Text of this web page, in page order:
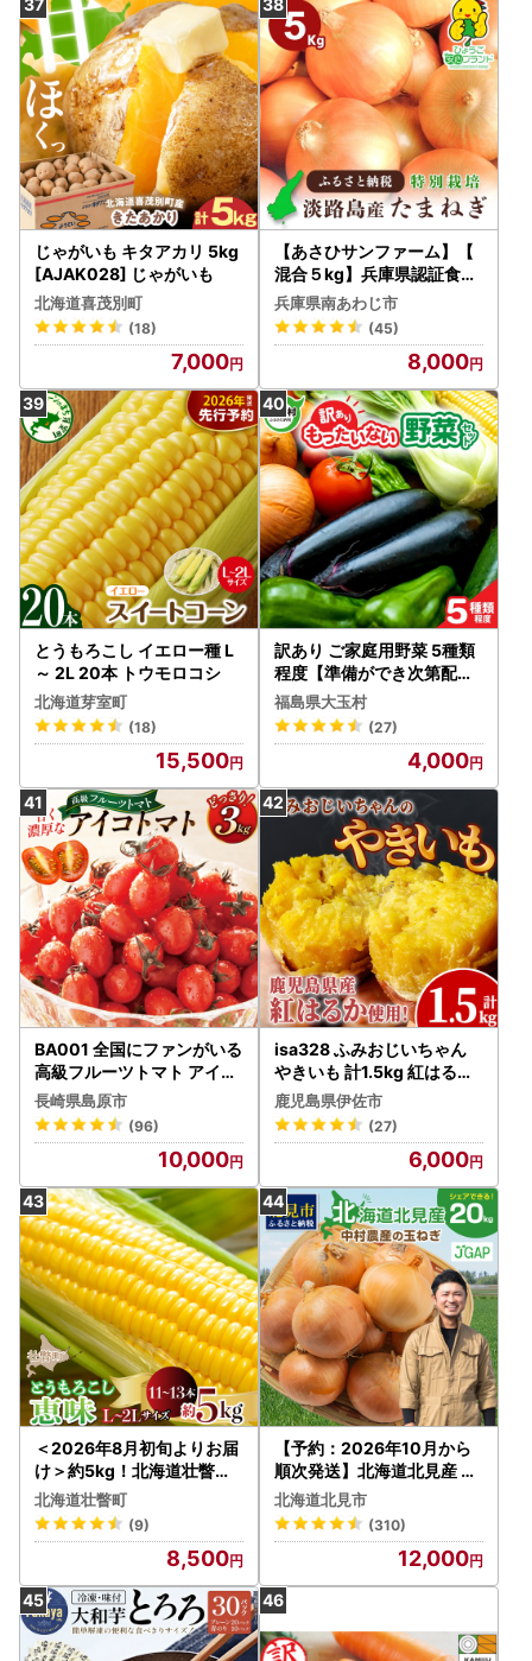
じゃがいも キタアカリ 5kg
[AJAK028] じゃがいも
北海道喜茂別町
(18)
7,000
【あさひサンファーム】【
混合５kg】兵庫県認証食品
★特別栽培★淡路島たまね
ぎ
兵庫県南あわじ市
(45)
8,000
とうもろこし イエロー種 L
～ 2L 20本 トウモロコシ
北海道芽室町
(18)
15,500
訳あり ご家庭用野菜 5種類
程度【準備ができ次第配送
】
福島県大玉村
(27)
4,000
BA001 全国にファンがいる
高級フルーツトマト アイコ
どっさり！3kg
長崎県島原市
(96)
10,000
isa328 ふみおじいちゃん
やきいも 計1.5kg 紅はるか
【いさ工房】
鹿児島県伊佐市
(27)
6,000
＜2026年8月初旬よりお届
け＞約5kg！北海道壮瞥産
とうもろこし（恵味）【Ｌ
～2Lサイズ 11～13本】 SB
TP002
北海道壮瞥町
(9)
8,500
【予約：2026年10月から
順次発送】北海道北見産 玉
ねぎ 20kg ( 玉ねぎ 野菜 た
まねぎ タマネギ 玉葱 甘い 2
0キロ ハンバーグ 肉じゃが
ふるさと納税 玉ねぎ )【00
2-0011】
北海道北見市
(310)
12,000